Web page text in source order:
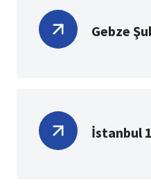
Gebze
İstanbul